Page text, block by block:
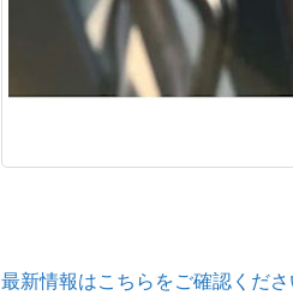
最新情報はこちらをご確認くださ